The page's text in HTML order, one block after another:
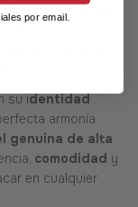
con un giro
su identidad
armonía
genuina de alta
comodidad y
en cualquier
por email.